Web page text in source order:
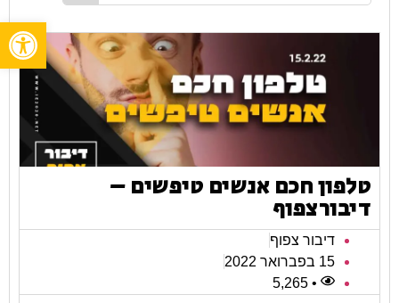
טלפון חכם אנשים טיפשים –
דיבורצפוף
דיבור צפוף
15 בפברואר 2022
• 5,265